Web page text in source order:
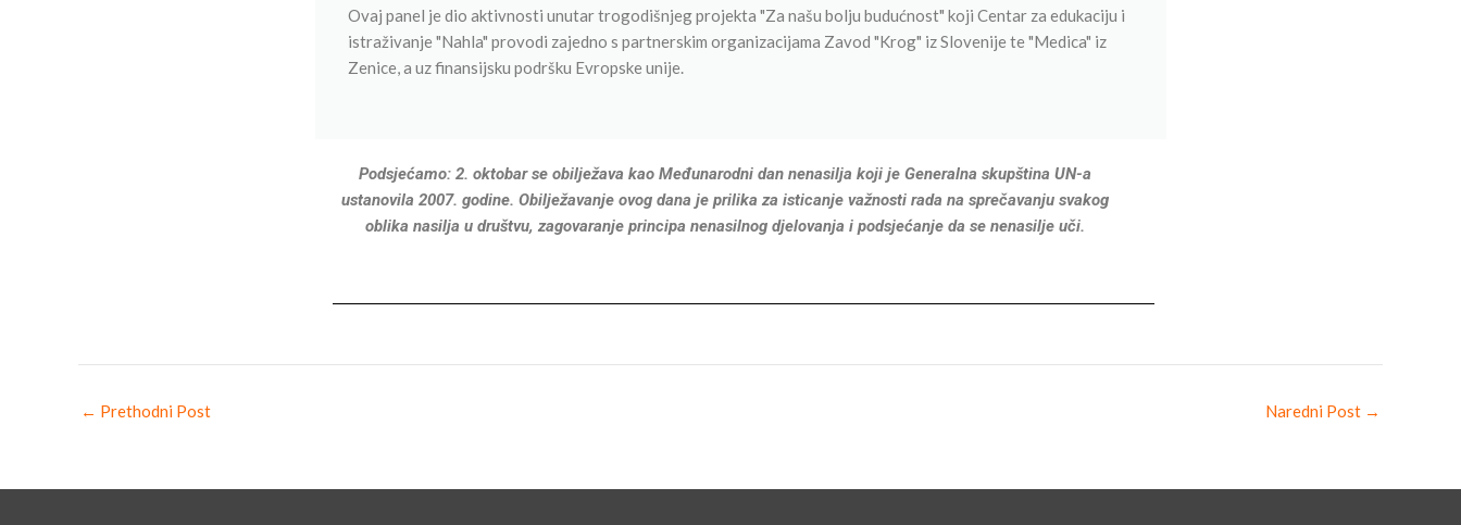
Ovaj panel je dio aktivnosti unutar trogodišnjeg projekta "Za našu bolju budućnost" koji Centar za edukaciju i
istraživanje "Nahla" provodi zajedno s partnerskim organizacijama Zavod "Krog" iz Slovenije te "Medica" iz
Zenice, a uz finansijsku podršku Evropske unije.
Podsjećamo: 2. oktobar se obilježava kao Međunarodni dan nenasilja koji je Generalna skupština UN-a
ustanovila 2007. godine. Obilježavanje ovog dana je prilika za isticanje važnosti rada na sprečavanju svakog
oblika nasilja u društvu, zagovaranje principa nenasilnog djelovanja i podsjećanje da se nenasilje uči.
← Prethodni Post Naredni Post →